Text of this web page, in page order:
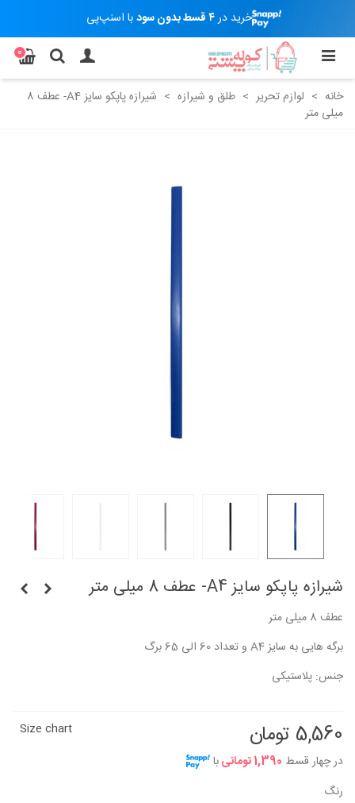
خرید در۴ قسط بدون سود با اسنپ‌پی
0
خانه > لوازم تحریر > طلق و شیرازه >
شیرازه پاپکو سایز A4- عطف 8
میلی متر
شیرازه پاپکو سایز A4- عطف 8 میلی متر
عطف 8 میلی متر
برگه هایی به سایز A4 و تعداد 60 الی 65 برگ
جنس: پلاستیکی
5,560 تومان
در چهار قسط 1,390 تومانی با
Size chart
رنگ